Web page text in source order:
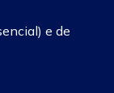
e de